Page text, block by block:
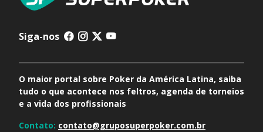
Siga-nos
O maior portal sobre Poker da América Latina, saiba
tudo o que acontece nos feltros, agenda de torneios
e a vida dos profissionais
Contato: contato@gruposuperpoker.com.br